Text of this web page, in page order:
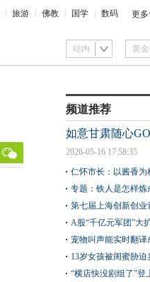
旅游 佛教 国学 数码 更多
站内
频道推荐
如意甘肃随心GO
2026-05-16 17:58:35
仁怀市长：以酱香
专题：铁人是怎样炼
第七届上海创新创业
A股“千亿元军团”大
宠物叫声能实时翻译
13岁女孩被闺蜜胁
“横店快没剧组了”